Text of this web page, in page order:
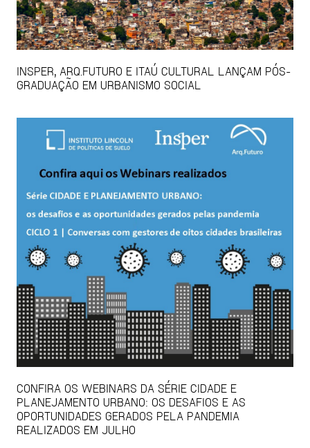
INSPER, ARQ.FUTURO E ITAÚ CULTURAL LANÇAM PÓS-
GRADUAÇÃO EM URBANISMO SOCIAL
CONFIRA OS WEBINARS DA SÉRIE CIDADE E
PLANEJAMENTO URBANO: OS DESAFIOS E AS
OPORTUNIDADES GERADOS PELA PANDEMIA
REALIZADOS EM JULHO